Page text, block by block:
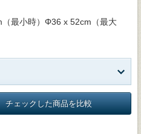
（最小時）Φ36 x 52cm（最大
チェックした商品を比較